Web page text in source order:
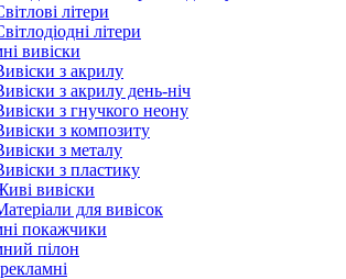
літери
літери
вивіски
з акрилу
з акрилу день-ніч
з гнучкого неону
з композиту
з металу
з пластику
вивіски
для вивісок
покажчики
пілон